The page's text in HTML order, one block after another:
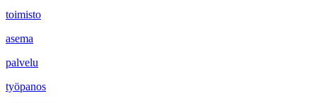
toimisto
asema
palvelu
työpanos